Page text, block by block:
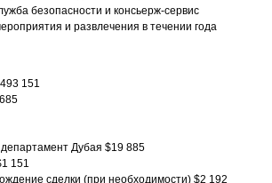
безопасности и консьерж-сервис
и развлечения в течении года
151
Дубая $19 885
151
сделки (при необходимости) $2 192